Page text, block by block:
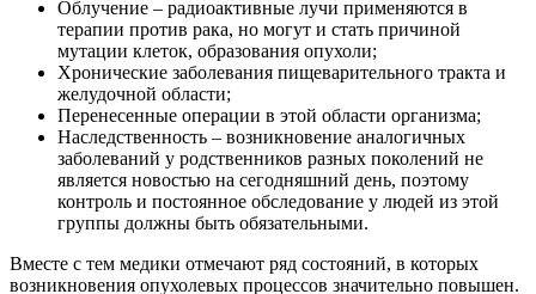
Облучение – радиоактивные лучи применяются в
терапии против рака, но могут и стать причиной
мутации клеток, образования опухоли;
Хронические заболевания пищеварительного тракта и
желудочной области;
Перенесенные операции в этой области организма;
Наследственность – возникновение аналогичных
заболеваний у родственников разных поколений не
является новостью на сегодняшний день, поэтому
контроль и постоянное обследование у людей из этой
группы должны быть обязательными.
Вместе с тем медики отмечают ряд состояний, в которых
возникновения опухолевых процессов значительно повышен.